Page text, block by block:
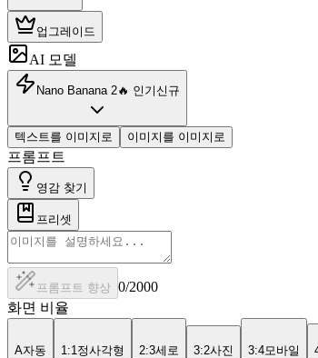
업그레이드
AI 모델
Nano Banana 2🔥 인기신규
텍스트를 이미지로 이미지를 이미지로
프롬프트
영감 찾기
프리셋
프롬프트 향상 0/2000
화면 비율
A자동 1:1정사각형 2:3세로 3:2사진 3:4모바일